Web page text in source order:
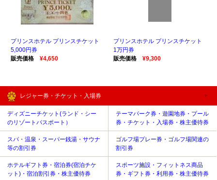
プリンスホテル プリンスチケット
5,000円券
販売価格
¥4,650
プリンスホテル プリンスチケット
1万円券
販売価格
¥9,300
レジャー券・チケット・入場券
ディズニーチケット(ランド・シー
のリゾートパスポート）
テーマパーク券・遊園地券・プール
券・チケット・入場券・株主優待券
スパ・温泉・スーパー銭湯・サウナ
等の割引券
ゴルフ場プレー券・ゴルフ場関連の
割引券
ホテルギフト券・宿泊券(宿泊チケ
ット)・宿泊割引券・株主優待券
スポーツ施設・フィットネス商品
券・ギフト券・利用券・株主優待券